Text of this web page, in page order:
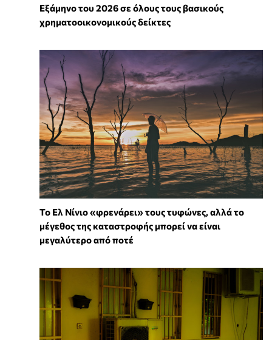
Εξάμηνο του 2026 σε όλους τους βασικούς
χρηματοοικονομικούς δείκτες
Το Ελ Νίνιο «φρενάρει» τους τυφώνες, αλλά το
μέγεθος της καταστροφής μπορεί να είναι
μεγαλύτερο από ποτέ